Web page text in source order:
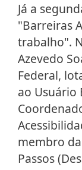
Já a
"Barreiras
trabalho".
Azevedo
Federal,
ao Usuário
membro da
Passos